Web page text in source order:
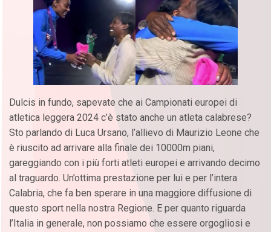
Dulcis in fundo, sapevate che ai Campionati europei di
atletica leggera 2024 c’è stato anche un atleta calabrese?
Sto parlando di Luca Ursano, l’allievo di Maurizio Leone che
è riuscito ad arrivare alla finale dei 10000m piani,
gareggiando con i più forti atleti europei e arrivando decimo
al traguardo. Un’ottima prestazione per lui e per l’intera
Calabria, che fa ben sperare in una maggiore diffusione di
questo sport nella nostra Regione. E per quanto riguarda
l’Italia in generale, non possiamo che essere orgogliosi e